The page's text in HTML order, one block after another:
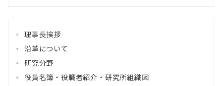
理事長挨拶
沿革について
研究分野
役員名簿・役職者紹介・研究所組織図